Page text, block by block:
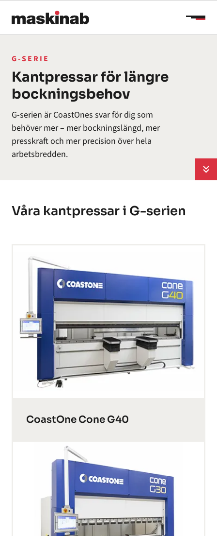
G-SERIE
Kantpressar för längre
bockningsbehov
G-serien är CoastOnes svar för dig som
behöver mer – mer bockningslängd, mer
presskraft och mer precision över hela
arbetsbredden.
Våra kantpressar i G-serien
CoastOne Cone G40